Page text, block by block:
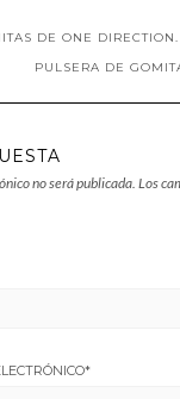
DE ONE
PULSERA DE
no será publicada. Los
*